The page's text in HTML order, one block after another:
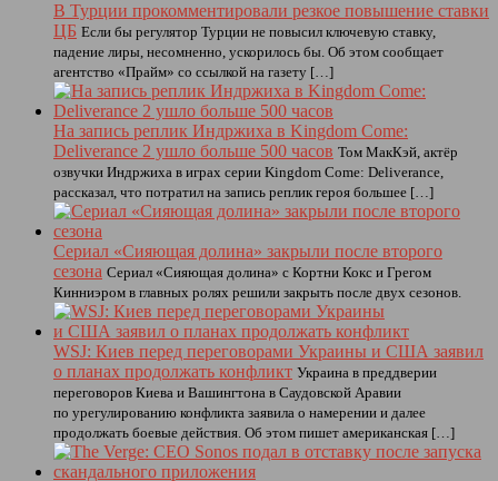
В Турции прокомментировали резкое повышение ставки
ЦБ Если бы регулятор Турции не повысил ключевую ставку,
падение лиры, несомненно, ускорилось бы. Об этом сообщает
агентство «Прайм» со ссылкой на газету […]
На запись реплик Индржиха в Kingdom Come:
Deliverance 2 ушло больше 500 часов Том МакКэй, актёр
озвучки Индржиха в играх серии Kingdom Come: Deliverance,
рассказал, что потратил на запись реплик героя большее […]
Сериал «Сияющая долина» закрыли после второго
сезона Сериал «Сияющая долина» с Кортни Кокс и Грегом
Кинниэром в главных ролях решили закрыть после двух сезонов.
WSJ: Киев перед переговорами Украины и США заявил
о планах продолжать конфликт Украина в преддверии
переговоров Киева и Вашингтона в Саудовской Аравии
по урегулированию конфликта заявила о намерении и далее
продолжать боевые действия. Об этом пишет американская […]